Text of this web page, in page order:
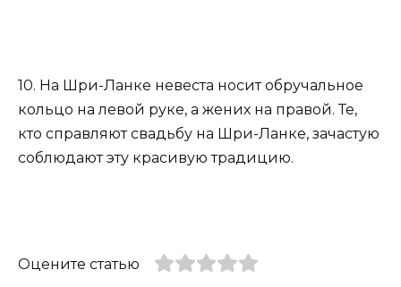
10. На Шри-Ланке невеста носит обручальное
кольцо на левой руке, а жених на правой. Те,
кто справляют свадьбу на Шри-Ланке, зачастую
соблюдают эту красивую традицию.
Оцените статью